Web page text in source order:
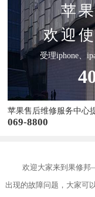
苹
欢迎
受理iphone、
苹果售后维修服务中心
069-8800
欢迎大家来到果修
出现的故障问题，大家可